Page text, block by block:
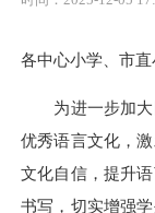
各中心小学、市直
为进一步加大
优秀语言文化，
文化自信，提升
书写，切实增强